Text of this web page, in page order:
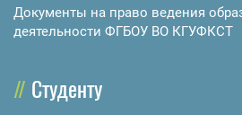
Документы на право ведения
деятельности ФГБОУ ВО КГУФКСТ
Студенту